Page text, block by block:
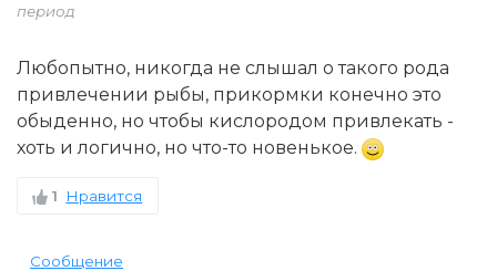
период
Любопытно, никогда не слышал о такого рода
привлечении рыбы, прикормки конечно это
обыденно, но чтобы кислородом привлекать -
хоть и логично, но что-то новенькое.
1 Нравится
Сообщение